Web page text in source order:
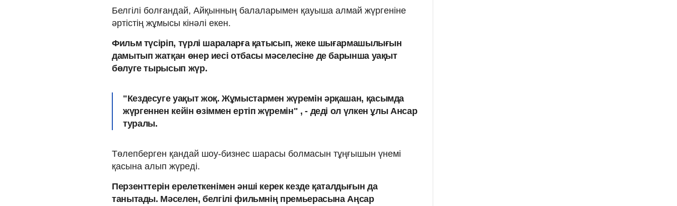
Белгілі болғандай, Айқынның балаларымен қауыша алмай жүргеніне
әртістің жұмысы кінәлі екен.
Фильм түсіріп, түрлі шараларға қатысып, жеке шығармашылығын
дамытып жатқан өнер иесі отбасы мәселесіне де барынша уақыт
бөлуге тырысып жүр.
"Кездесуге уақыт жоқ. Жұмыстармен жүремін әрқашан, қасымда
жүргеннен кейін өзіммен ертіп жүремін" , - деді ол үлкен ұлы Ансар
туралы.
Төлепберген қандай шоу-бизнес шарасы болмасын тұңғышын үнемі
қасына алып жүреді.
Перзенттерін ерелеткенімен әнші керек кезде қаталдығын да
танытады. Мәселен, белгілі фильмнің премьерасына Аңсар